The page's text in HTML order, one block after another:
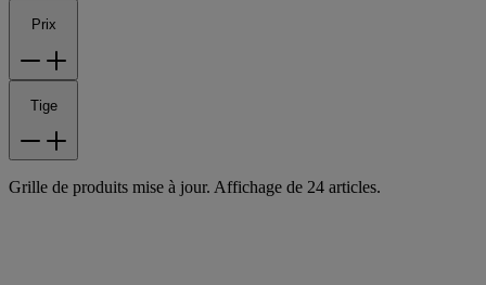
Prix
Tige
Grille de produits mise à jour. Affichage de 24 articles.